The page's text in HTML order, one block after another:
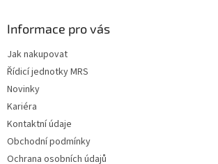
Informace pro vás
Jak nakupovat
Řídicí jednotky MRS
Novinky
Kariéra
Kontaktní údaje
Obchodní podmínky
Ochrana osobních údajů